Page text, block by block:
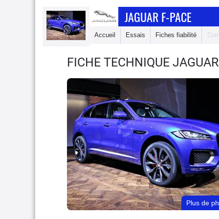
JAGUAR F-PACE
Accueil Essais Fiches fiabilité
FICHE TECHNIQUE
Plus de